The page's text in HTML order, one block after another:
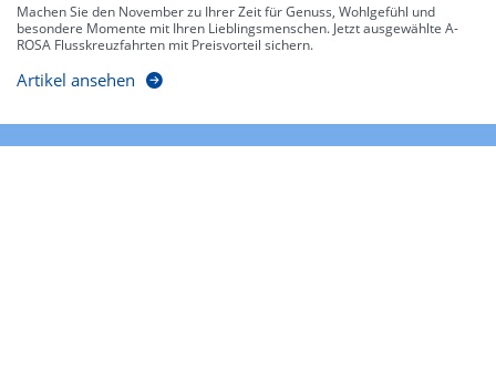
Machen Sie den November zu Ihrer Zeit für Genuss, Wohlgefühl und
besondere Momente mit Ihren Lieblingsmenschen. Jetzt ausgewählte A-
ROSA Flusskreuzfahrten mit Preisvorteil sichern.
Artikel ansehen